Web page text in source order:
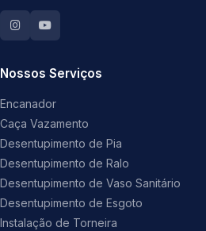
Nossos Serviços
Encanador
Caça Vazamento
Desentupimento de Pia
Desentupimento de Ralo
Desentupimento de Vaso Sanitário
Desentupimento de Esgoto
Instalação de Torneira